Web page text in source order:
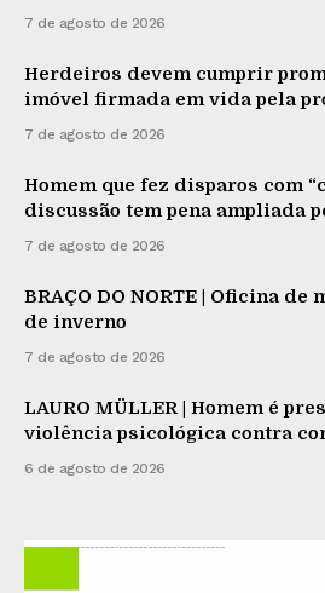
7 de agosto de 2026
Herdeiros devem cumprir
imóvel firmada em vida pela
7 de agosto de 2026
Homem que fez disparos com
discussão tem pena ampliada
7 de agosto de 2026
BRAÇO DO NORTE | Oficina de
de inverno
7 de agosto de 2026
LAURO MÜLLER | Homem é
violência psicológica contra
6 de agosto de 2026